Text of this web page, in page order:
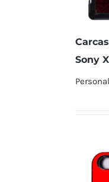
Sony